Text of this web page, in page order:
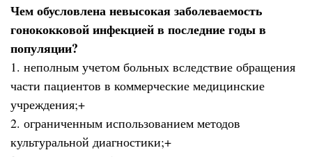
Чем обусловлена невысокая заболеваемость
гонококковой инфекцией в последние годы в
популяции?
1. неполным учетом больных вследствие обращения
части пациентов в коммерческие медицинские
учреждения;+
2. ограниченным использованием методов
культуральной диагностики;+